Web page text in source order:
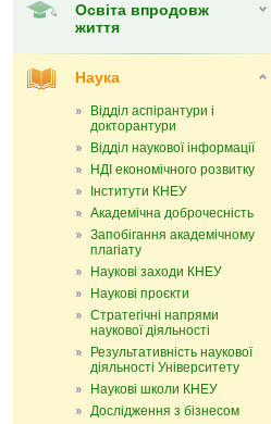
Освіта впродовж
життя
Наука
Відділ аспірантури і
докторантури
Відділ наукової інформації
НДІ економічного розвитку
Інститути КНЕУ
Академічна доброчесність
Запобігання академічному
плагіату
Наукові заходи КНЕУ
Наукові проєкти
Стратегічні напрями
наукової діяльності
Результативність наукової
діяльності Університету
Наукові школи КНЕУ
Дослідження з бізнесом